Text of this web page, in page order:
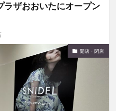
ラザおおいたにオープン
開店・閉店
hasihin
hasishin
おでかけ
かき氷
からあげ
ひまわり
まとめ
みかん
わったん